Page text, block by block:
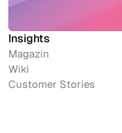
Insights
Magazin
Wiki
Customer Stories